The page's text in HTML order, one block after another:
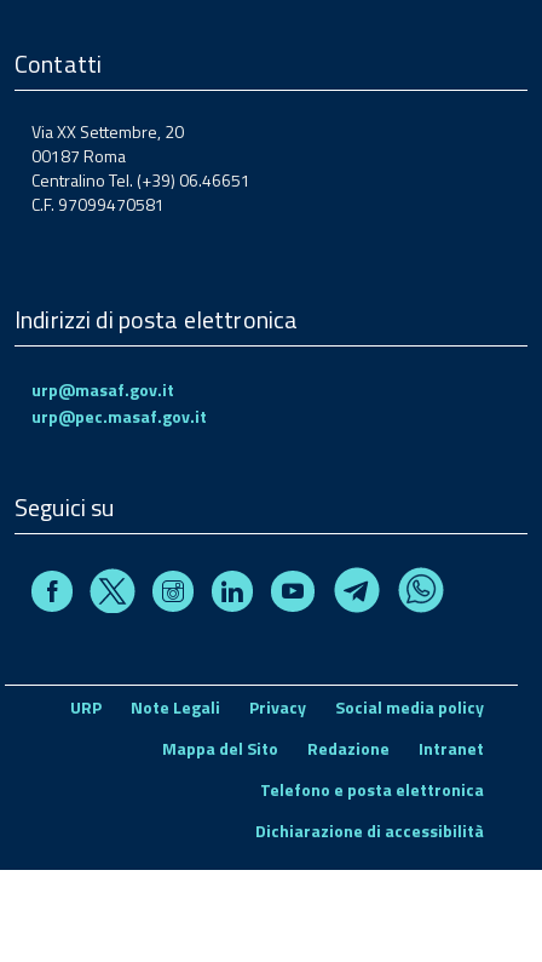
Contatti
Via XX Settembre, 20
00187 Roma
Centralino Tel. (+39) 06.46651
C.F. 97099470581
Indirizzi di posta elettronica
urp@masaf.gov.it
urp@pec.masaf.gov.it
Seguici su
FacebookX InstagramLinkedin Youtube TelegramWhatsapp
URP Note Legali Privacy
Social media policy
Mappa del Sito
Redazione
Intranet
Telefono e posta elettronica
Dichiarazione di accessibilità